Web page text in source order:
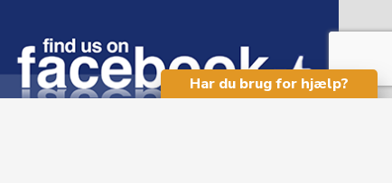
Har du brug for hjælp?